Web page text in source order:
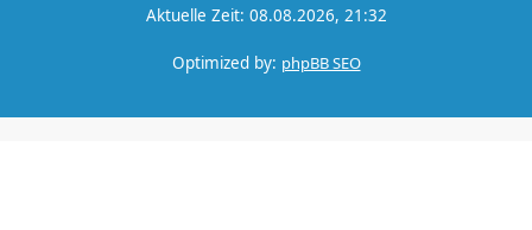
Aktuelle Zeit: 08.08.2026, 21:32
Optimized by: phpBB SEO